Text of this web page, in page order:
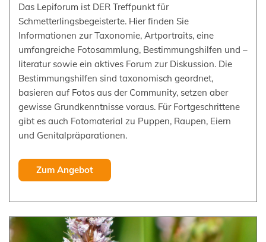
Das Lepiforum ist DER Treffpunkt für
Schmetterlingsbegeisterte. Hier finden Sie
Informationen zur Taxonomie, Artportraits, eine
umfangreiche Fotosammlung, Bestimmungshilfen und –
literatur sowie ein aktives Forum zur Diskussion. Die
Bestimmungshilfen sind taxonomisch geordnet,
basieren auf Fotos aus der Community, setzen aber
gewisse Grundkenntnisse voraus. Für Fortgeschrittene
gibt es auch Fotomaterial zu Puppen, Raupen, Eiern
und Genitalpräparationen.
Zum Angebot